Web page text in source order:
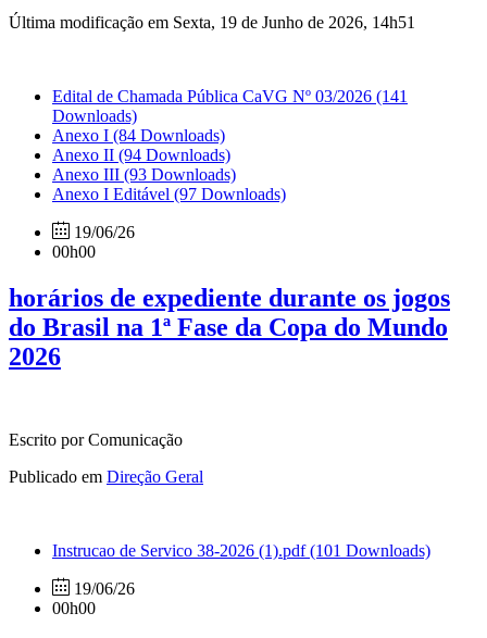
Última modificação em Sexta, 19 de Junho de 2026, 14h51
Edital de Chamada Pública CaVG Nº 03/2026 (141
Downloads)
Anexo I (84 Downloads)
Anexo II (94 Downloads)
Anexo III (93 Downloads)
Anexo I Editável (97 Downloads)
19/06/26
00h00
horários de expediente durante os jogos
do Brasil na 1ª Fase da Copa do Mundo
2026
Escrito por Comunicação
Publicado em Direção Geral
Instrucao de Servico 38-2026 (1).pdf(101 Downloads)
19/06/26
00h00